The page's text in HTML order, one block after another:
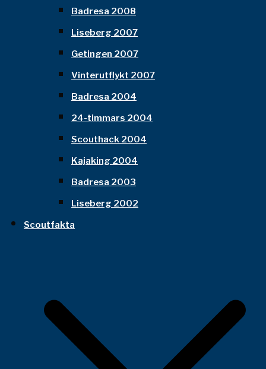
Badresa 2008
Liseberg 2007
Getingen 2007
Vinterutflykt 2007
Badresa 2004
24-timmars 2004
Scouthack 2004
Kajaking 2004
Badresa 2003
Liseberg 2002
Scoutfakta